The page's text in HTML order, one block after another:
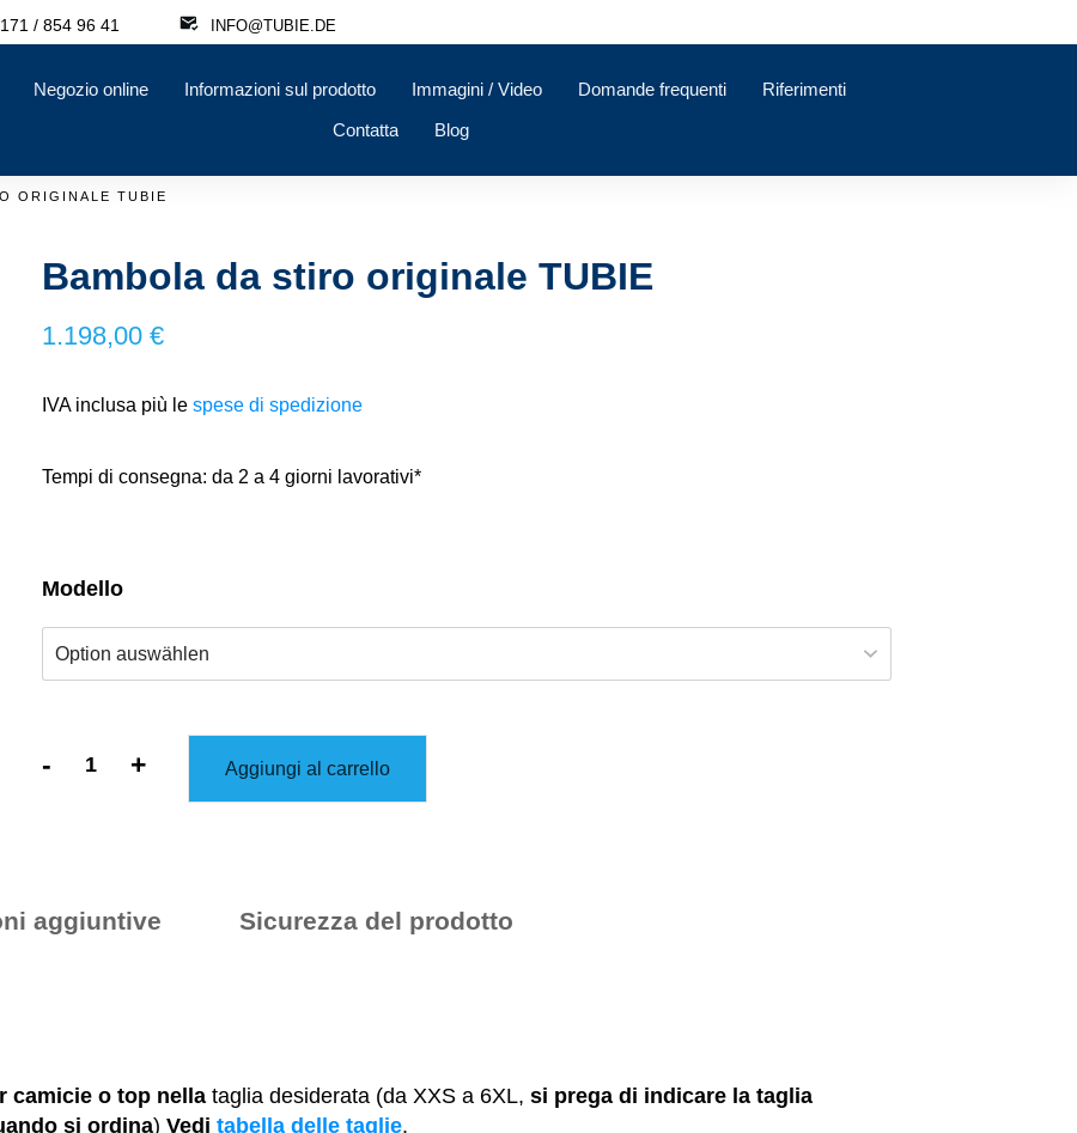
171 / 854 96 41 INFO@TUBIE.DE
Negozio online Informazioni sul prodotto Immagini / Video Domande frequenti
Riferimenti
Contatta
Blog
ORIGINALE TUBIE
Bambola da stiro originale TUBIE
1.198,00€
IVA inclusa più lespese di spedizione
Tempi di consegna:da 2 a 4 giorni lavorativi*
Modello
-
da
+ Aggiungi al carrello
aggiuntive Sicurezza del prodotto
camicie o top nella taglia desiderata (da XXS a 6XL, si prega di indicare la taglia
si ordina) Vedi tabella delle taglie.